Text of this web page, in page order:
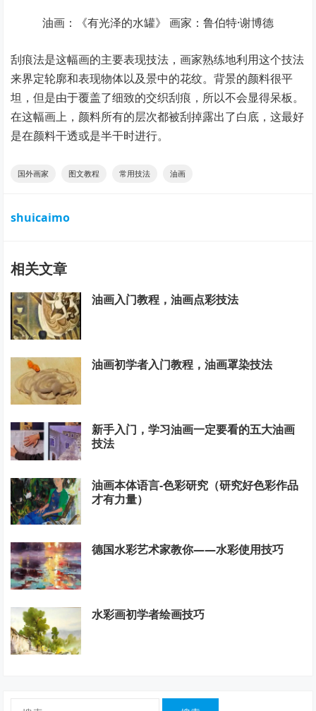
油画：《有光泽的水罐》 画家：鲁伯特·谢博德
刮痕法是这幅画的主要表现技法，画家熟练地利用这个技法
来界定轮廓和表现物体以及景中的花纹。背景的颜料很平
坦，但是由于覆盖了细致的交织刮痕，所以不会显得呆板。
在这幅画上，颜料所有的层次都被刮掉露出了白底，这最好
是在颜料干透或是半干时进行。
国外画家 图文教程 常用技法 油画
shuicaimo
相关文章
油画入门教程，油画点彩技法
油画初学者入门教程，油画罩染技法
新手入门，学习油画一定要看的五大油画
技法
油画本体语言-色彩研究（研究好色彩作品
才有力量）
德国水彩艺术家教你——水彩使用技巧
水彩画初学者绘画技巧